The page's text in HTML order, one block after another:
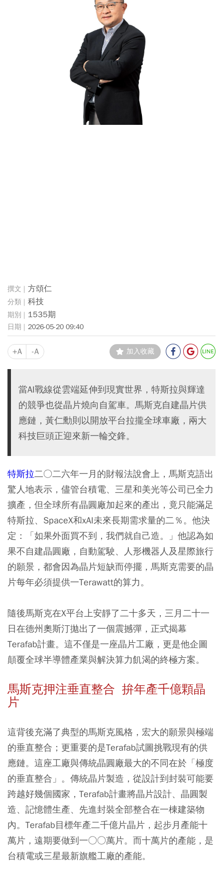
方頌仁
科技
1535期
2026-05-20 09:40
+A -A 加入收藏
當AI戰線從雲端延伸到現實世界，特斯拉與輝達
的競爭也從晶片燒向自駕車。馬斯克自建晶片供
應鏈，黃仁勳則以開放平台拉攏全球車廠，兩大
科技巨頭正迎來新一輪交鋒。
特斯拉二○二六年一月的財報法說會上，馬斯克語出
驚人地表示，儘管台積電、三星和美光等公司已全力
擴產，但全球所有晶圓廠加起來的產出，竟只能滿足
特斯拉、SpaceX和xAI未來長期需求量的二％。他決
定：「如果外面買不到，我們就自己造。」他認為如
果不自建晶圓廠，自動駕駛、人形機器人及星際旅行
的願景，都會因為晶片短缺而停擺，馬斯克需要的晶
片每年必須提供一Terawatt的算力。
隨後馬斯克在X平台上安靜了二十多天，三月二十一
日在德州奧斯汀拋出了一個震撼彈，正式揭幕
Terafab計畫。這不僅是一座晶片工廠，更是他企圖
顛覆全球半導體產業與解決算力飢渴的終極方案。
馬斯克押注垂直整合 拚年產千億顆晶
片
這背後充滿了典型的馬斯克風格，宏大的願景與極端
的垂直整合；更重要的是Terafab試圖挑戰現有的供
應鏈。這座工廠與傳統晶圓廠最大的不同在於「極度
的垂直整合」。傳統晶片製造，從設計到封裝可能要
跨越好幾個國家，Terafab計畫將晶片設計、晶圓製
造、記憶體生產、先進封裝全部整合在一棟建築物
內。Terafab目標年產二千億片晶片，起步月產能十
萬片，遠期要做到一○○萬片。而十萬片的產能，是
台積電或三星最新旗艦工廠的產能。